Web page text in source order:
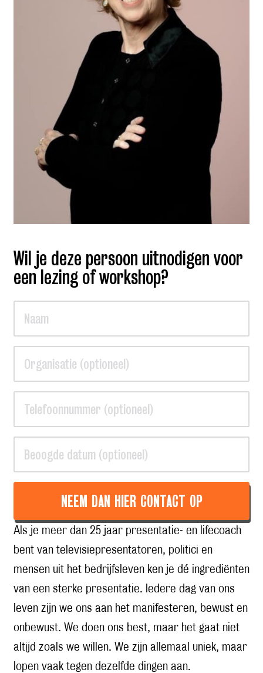
Wil je deze persoon uitnodigen voor
een lezing of workshop?
NEEM DAN HIER CONTACT OP
Als je meer dan 25 jaar presentatie- en lifecoach
bent van televisiepresentatoren, politici en
mensen uit het bedrijfsleven ken je dé ingrediënten
van een sterke presentatie. Iedere dag van ons
leven zijn we ons aan het manifesteren, bewust en
onbewust. We doen ons best, maar het gaat niet
altijd zoals we willen. We zijn allemaal uniek, maar
lopen vaak tegen dezelfde dingen aan.